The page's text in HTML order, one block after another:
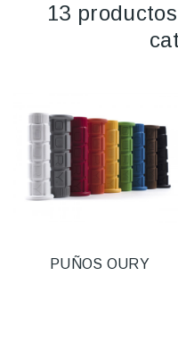
13
PUÑOS OURY